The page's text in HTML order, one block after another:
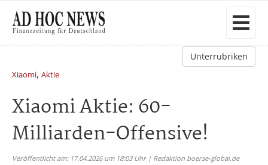
Unterrubriken
Xiaomi, Aktie
Xiaomi Aktie: 60-
Milliarden-Offensive!
Veröffentlicht am: 17.04.2026 um 18:03 Uhr | Redaktion boerse-global.de